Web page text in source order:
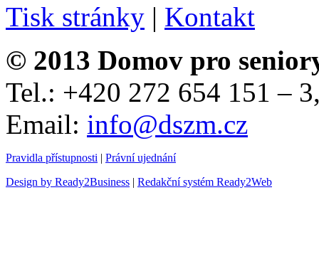
Tisk stránky | Kontakt
© 2013 Domov pro
Tel.: +420 272 654 151 –
Email: info@dszm.cz
Pravidla přístupnosti | Právní ujednání
Design by Ready2Business | Redakční systém Ready2Web